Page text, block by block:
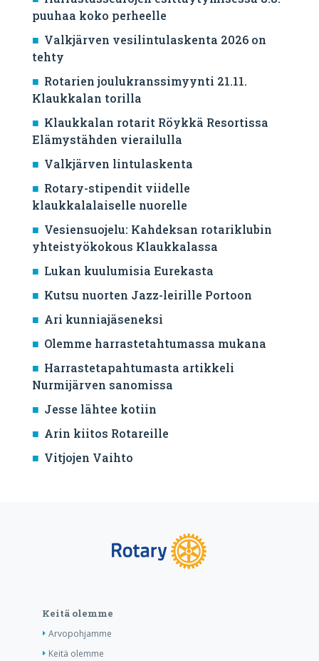
puuhaa koko perheelle
Valkjärven vesilintulaskenta 2026 on
tehty
Rotarien joulukranssimyynti 21.11.
Klaukkalan torilla
Klaukkalan rotarit Röykkä Resortissa
Elämystähden vierailulla
Valkjärven lintulaskenta
Rotary-stipendit viidelle
klaukkalalaiselle nuorelle
Vesiensuojelu: Kahdeksan rotariklubin
yhteistyökokous Klaukkalassa
Lukan kuulumisia Eurekasta
Kutsu nuorten Jazz-leirille Portoon
Ari kunniajäseneksi
Olemme harrastetahtumassa mukana
Harrastetapahtumasta artikkeli
Nurmijärven sanomissa
Jesse lähtee kotiin
Arin kiitos Rotareille
Vitjojen Vaihto
Keitä olemme
Arvopohjamme
Keitä olemme